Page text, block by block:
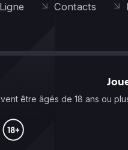
Contacts
être âgés de 18 ans ou